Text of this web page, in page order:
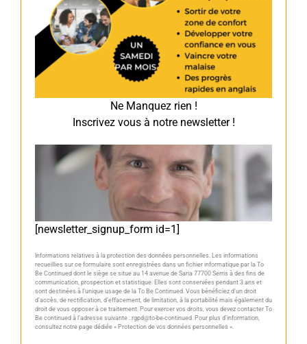
Ne Manquez rien !
Inscrivez vous à notre newsletter !
[newsletter_signup_form id=1]
Informations relatives à la protection des données personnelles. Les informations
recueillies sur ce formulaire sont enregistrées dans un fichier informatique par la To
Be Continued dont le siège se situe au 14 avenue de Saria 77700 Serris à des fins de
communication, prospection et statistique. Elles sont conservées pendant 3 ans et
sont destinées à l’unique usage de la To Be Continued. Vous bénéficiez d’un droit
d’accès, de rectification, d’effacement, de limitation, à la portabilité mais également du
droit de vous opposer à ce traitement. Pour exercer vos droits, vous devez contacter To
Be continued à l’adresse suivante : rgpd@to-be-continued. Pour plus d’information,
consultez notre page dédiée « Protection de vos données personnelles ».